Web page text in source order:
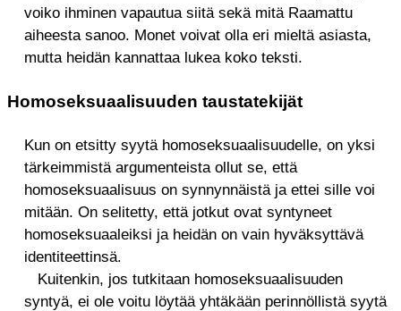
voiko ihminen vapautua siitä sekä mitä Raamattu
aiheesta sanoo. Monet voivat olla eri mieltä asiasta,
mutta heidän kannattaa lukea koko teksti.
Homoseksuaalisuuden taustatekijät
Kun on etsitty syytä homoseksuaalisuudelle, on yksi
tärkeimmistä argumenteista ollut se, että
homoseksuaalisuus on synnynnäistä ja ettei sille voi
mitään. On selitetty, että jotkut ovat syntyneet
homoseksuaaleiksi ja heidän on vain hyväksyttävä
identiteettinsä.
Kuitenkin, jos tutkitaan homoseksuaalisuuden
syntyä, ei ole voitu löytää yhtäkään perinnöllistä syytä